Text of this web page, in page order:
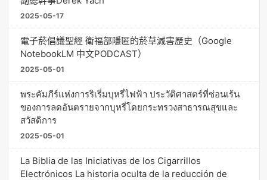
2025-05-17
電子菸倡議聖經 衛福部隱匿的菸草減害歷史（Google
NotebookLM 中文PODCAST）
2025-05-01
พระคัมภีร์แห่งการริเริ่มบุหรี่ไฟฟ้า ประวัติศาสตร์ที่ซ่อนเร้น
ของการลดอันตรายจากบุหรี่โดยกระทรวงสาธารณสุขและ
สวัสดิการ
2025-05-01
La Biblia de las Iniciativas de los Cigarrillos
Electrónicos La historia oculta de la reducción de